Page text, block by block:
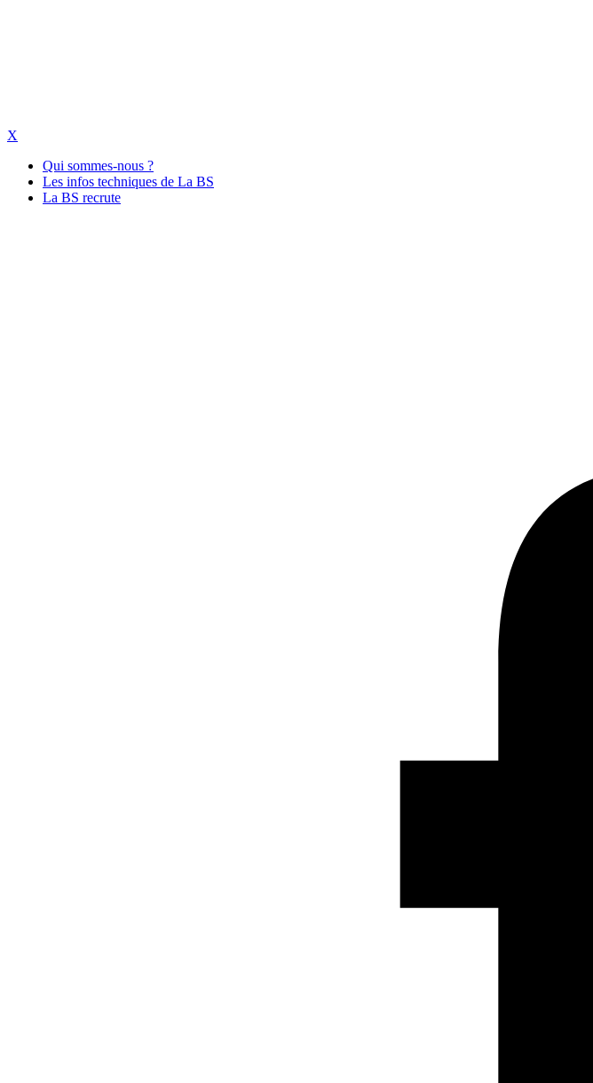
X
Qui sommes-nous ?
Les infos techniques de La BS
La BS recrute